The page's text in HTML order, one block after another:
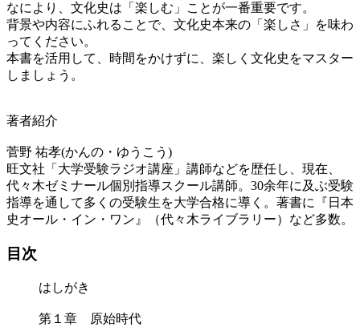
なにより、文化史は「楽しむ」ことが一番重要です。
背景や内容にふれることで、文化史本来の「楽しさ」を味わ
ってください。
本書を活用して、時間をかけずに、楽しく文化史をマスター
しましょう。
著者紹介
菅野 祐孝(かんの・ゆうこう)
旺文社「大学受験ラジオ講座」講師などを歴任し、現在、
代々木ゼミナール個別指導スクール講師。30余年に及ぶ受験
指導を通して多くの受験生を大学合格に導く。著書に『日本
史オール・イン・ワン』（代々木ライブラリー）など多数。
目次
はしがき
第１章 原始時代